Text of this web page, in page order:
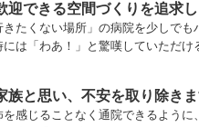
迎できる空間づくりを追求し
たくない場所」の病院を少しで
には「わあ！」と驚嘆していただけ
族と思い、不安を取り除きま
感じることなく通院できるよう